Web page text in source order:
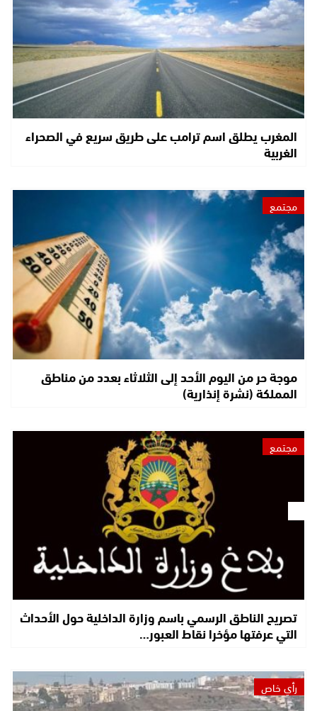
المغرب يطلق اسم ترامب على طريق سريع في الصحراء
الغربية
مجتمع
موجة حر من اليوم الأحد إلى الثلاثاء بعدد من مناطق
المملكة (نشرة إنذارية)
مجتمع
تصريح الناطق الرسمي باسم وزارة الداخلية حول الأحداث
التي عرفتها مؤخرا نقاط العبور…
رأي خاص